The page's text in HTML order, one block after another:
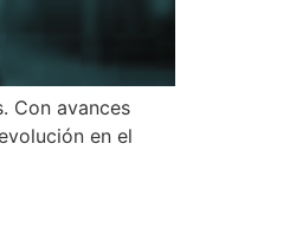
Con avances
en el